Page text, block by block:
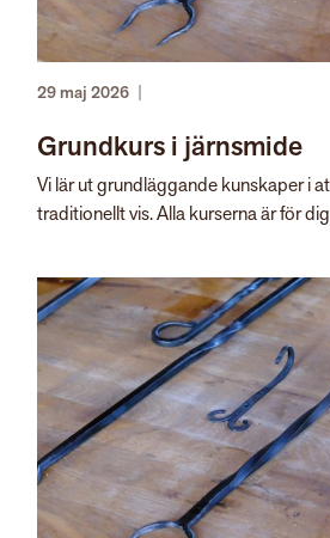
29 maj 2026 |
Grundkurs i järnsmide
Vi lär ut grundläggande kunskaper i
traditionellt vis. Alla kurserna är för